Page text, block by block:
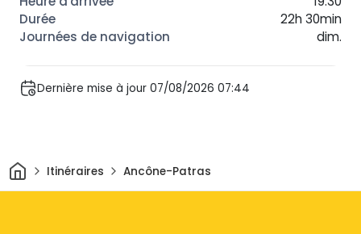
22h 30min
dim.
Dernière mise à jour 07/08/2026 07:44
Maison
Itinéraires Ancône-Patras